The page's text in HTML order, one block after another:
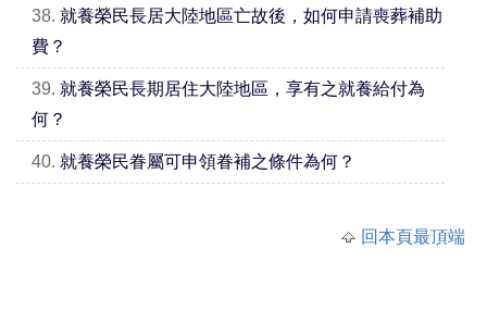
38. 就養榮民長居大陸地區亡故後，如何申請喪葬補助
費？
39. 就養榮民長期居住大陸地區，享有之就養給付為
何？
40. 就養榮民眷屬可申領眷補之條件為何？
回本頁最頂端